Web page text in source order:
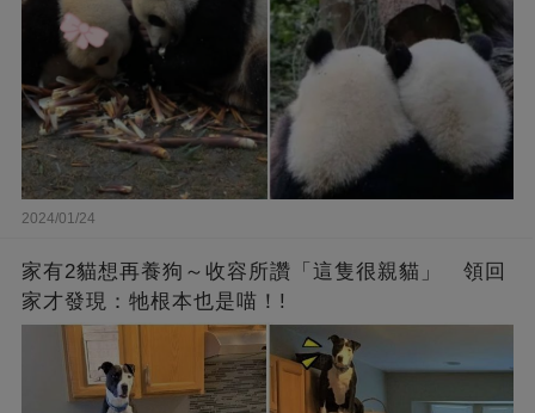
2024/01/24
家有2貓想再養狗～收容所讚「這隻很親貓」 領回
家才發現：牠根本也是喵！!